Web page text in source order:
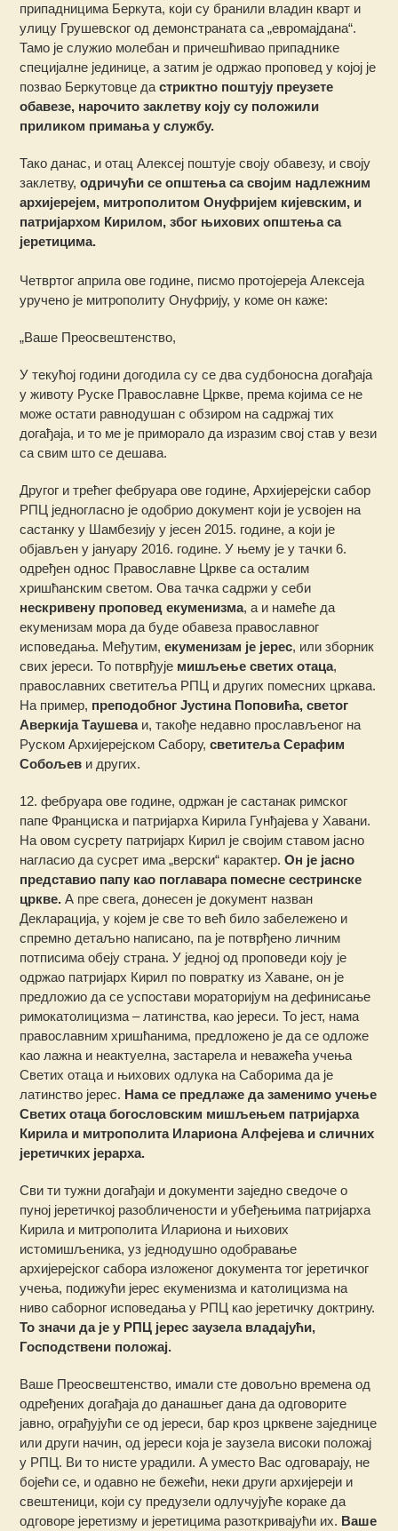
припадницима Беркута, који су бранили владин кварт и
улицу Грушевског од демонстраната са „евромајдана“.
Тамо је служио молебан и причешћивао припаднике
специјалне јединице, а затим је одржао проповед у којој је
позвао Беркутовце дастриктно поштују преузете
обавезе, нарочито заклетву коју су положили
приликом примања у службу.
Тако данас, и отац Алексеј поштује своју обавезу, и своју
заклетву,одричући се општења са својим надлежним
архијерејем, митрополитом Онуфријем кијевским, и
патријархом Кирилом, због њихових општења са
јеретицима.
Четвртог априла ове године, писмо протојереја Алексеја
уручено је митрополиту Онуфрију, у коме он каже:
„Ваше Преосвештенство,
У текућој години догодила су се два судбоносна догађаја
у животу Руске Православне Цркве, према којима се не
може остати равнодушан с обзиром на садржај тих
догађаја, и то ме је приморало да изразим свој став у вези
са свим што се дешава.
Другог и трећег фебруара ове године, Архијерејски сабор
РПЦ једногласно је одобрио документ који је усвојен на
састанку у Шамбезију у јесен 2015. године, а који је
објављен у јануару 2016. године. У њему је у тачки 6.
одређен однос Православне Цркве са осталим
хришћанским светом. Ова тачка садржи у себи
нескривену проповед екуменизма, а и намеће да
екуменизам мора да буде обавеза православног
исповедања. Међутим,екуменизам је јерес, или зборник
свих јереси. То потврђује мишљење светих отаца,
православних светитеља РПЦ и других помесних цркава.
На пример, преподобног Јустина Поповића, светог
Аверкија Таушеваи, такође недавно прослављеног на
Руском Архијерејском Сабору,светитеља Серафим
Собољев и других.
12. фебруара ове године, одржан је састанак римског
папе Франциска и патријарха Кирила Гунђајева у Хавани.
На овом сусрету патријарх Кирил је својим ставом јасно
нагласио да сусрет има „верски“ карактер.Он је јасно
представио папу као поглавара помесне сестринске
цркве. А пре свега, донесен је документ назван
Декларација, у којем је све то већ било забележено и
спремно детаљно написано, па је потврђено личним
потписима обеју страна. У једној од проповеди коју је
одржао патријарх Кирил по повратку из Хаване, он је
предложио да се успостави мораторијум на дефинисање
римокатолицизма – латинства, као јереси. То јест, нама
православним хришћанима, предложено је да се одложе
као лажна и неактуелна, застарела и неважећа учења
Светих отаца и њихових одлука на Саборима да је
латинство јерес. Нама се предлаже да заменимо учење
Светих отаца богословским мишљењем патријарха
Кирила и митрополита Илариона Алфејева и сличних
јеретичких јерарха.
Сви ти тужни догађаји и документи заједно сведоче о
пуној јеретичкој разобличености и убеђењима патријарха
Кирила и митрополита Илариона и њихових
истомишљеника, уз једнодушно одобравање
архијерејског сабора изложеног документа тог јеретичког
учења, подижући јерес екуменизма и католицизма на
ниво саборног исповедања у РПЦ као јеретичку доктрину.
То значи да је у РПЦ јерес заузела владајући,
Господствени положај.
Ваше Преосвештенство, имали сте довољно времена од
одређених догађаја до данашњег дана да одговорите
јавно, ограђујући се од јереси, бар кроз црквене заједнице
или други начин, од јереси која је заузела високи положај
у РПЦ. Ви то нисте урадили. А уместо Вас одговарају, не
бојећи се, и одавно не бежећи, неки други архијереји и
свештеници, који су предузели одлучујуће кораке да
одговоре јеретизму и јеретицима разоткривајући их. Ваше